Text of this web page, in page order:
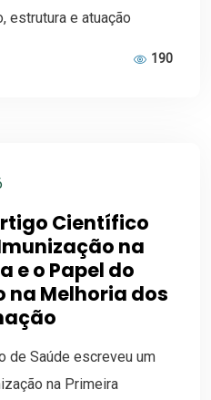
estrutura e atuação
190
Científico
na
e o Papel do
na Melhoria dos
de Saúde escreveu um
na Primeira